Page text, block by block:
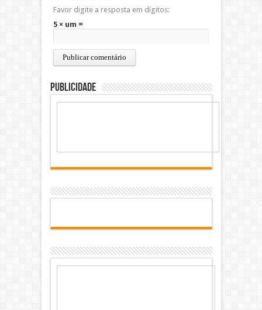
Favor digite a resposta em dígitos:
5 × um =
Publicidade